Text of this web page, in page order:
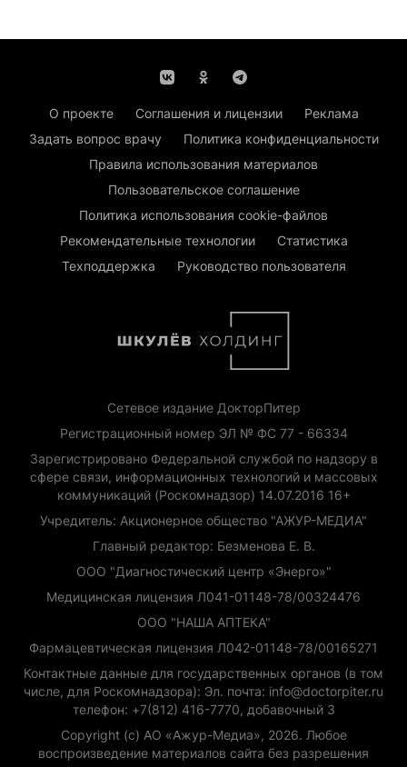
О проекте Соглашения и лицензии
Реклама
Задать вопрос врачу
Политика конфиденциальности
Правила использования материалов
Пользовательское соглашение
Политика использования cookie-файлов
Рекомендательные технологии
Статистика
Техподдержка
Руководство пользователя
Сетевое издание ДокторПитер
Регистрационный номер ЭЛ № ФС 77 - 66334
Зарегистрировано Федеральной службой по надзору в
сфере связи, информационных технологий и массовых
коммуникаций (Роскомнадзор) 14.07.2016 16+
Учредитель: Акционерное общество "АЖУР-МЕДИА"
Главный редактор: Безменова Е. В.
ООО "Диагностический центр «Энерго»"
Медицинская лицензия Л041-01148-78/00324476
ООО "НАША АПТЕКА"
Фармацевтическая лицензия Л042-01148-78/00165271
Контактные данные для государственных органов (в том
числе, для Роскомнадзора): Эл. почта: info@doctorpiter.ru
телефон: +7(812) 416-7770, добавочный 3
Copyright (с) АО «Ажур-Медиа», 2026. Любое
воспроизведение материалов сайта без разрешения